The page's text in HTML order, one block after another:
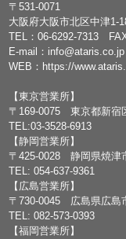
〒531-0071
大阪府大阪市北区中津
TEL：06-6292-7313
E-mail： info@ataris.co.jp
WEB： https://
【東京営業所】
〒169-0075 東京都新宿
TEL:03-3528-6913
【静岡営業所】
〒425-0028 静岡県焼津
TEL: 054-637-9361
【広島営業所】
〒730-0045 広島県広島
TEL: 082-573-0393
【福岡営業所】